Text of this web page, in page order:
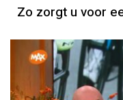
Zo zorgt u voor